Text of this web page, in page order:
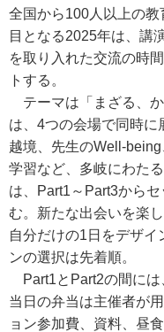
全国から100人以上の
目となる2025年は、講
を取り入れた交流の時
トする。
テーマは「まざる、
は、4つの会場で同時に
越境、先生のWell-
学習など、多岐にわた
は、Part1～Part3から
む。新たな出会いを楽
自分だけの1日をデザイ
ンの選択は先着順。
Part1とPart2の間には
当日の弁当は主催者が
ョン参加費、資料、昼